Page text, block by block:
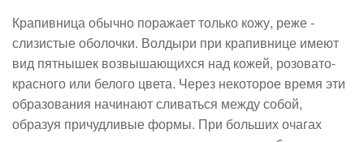
Крапивница обычно поражает только кожу, реже -
слизистые оболочки. Волдыри при крапивнице имеют
вид пятнышек возвышающихся над кожей, розовато-
красного или белого цвета. Через некоторое время эти
образования начинают сливаться между собой,
образуя причудливые формы. При больших очагах